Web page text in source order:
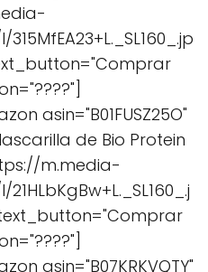
asin="B01FUSZ25O"
de Bio Protein
m.media-
asin="B07KRKVQTY"